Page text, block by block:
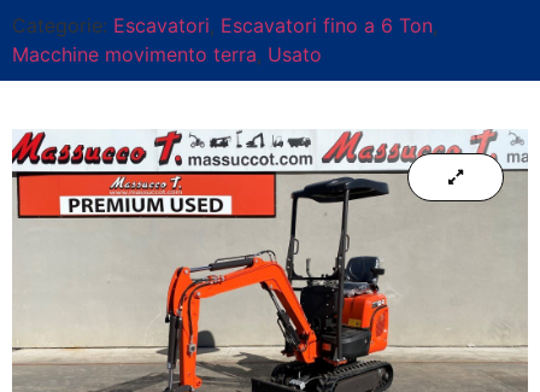
Categorie: Escavatori, Escavatori fino a 6 Ton,
Macchine movimento terra, Usato